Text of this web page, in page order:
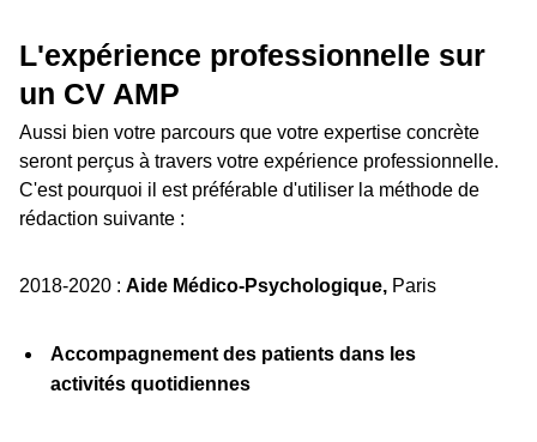
L'expérience professionnelle sur
un CV AMP
Aussi bien votre parcours que votre expertise concrète
seront perçus à travers votre expérience professionnelle.
C'est pourquoi il est préférable d'utiliser la méthode de
rédaction suivante :
2018-2020 : Aide Médico-Psychologique, Paris
Accompagnement des patients dans les
activités quotidiennes